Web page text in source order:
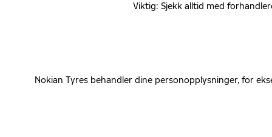
Viktig: Sjekk alltid med
Nokian Tyres behandler dine personopplysninger, for